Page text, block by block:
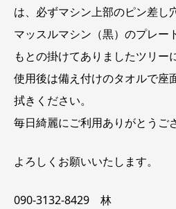
は、必ずマシン上部のピン差し
マッスルマシン（黒）のプレー
もとの掛けてありましたツリー
使用後は備え付けのタオルで座
拭きください。
毎日綺麗にご利用ありがとうご
よろしくお願いいたします。
090-3132-8429 林